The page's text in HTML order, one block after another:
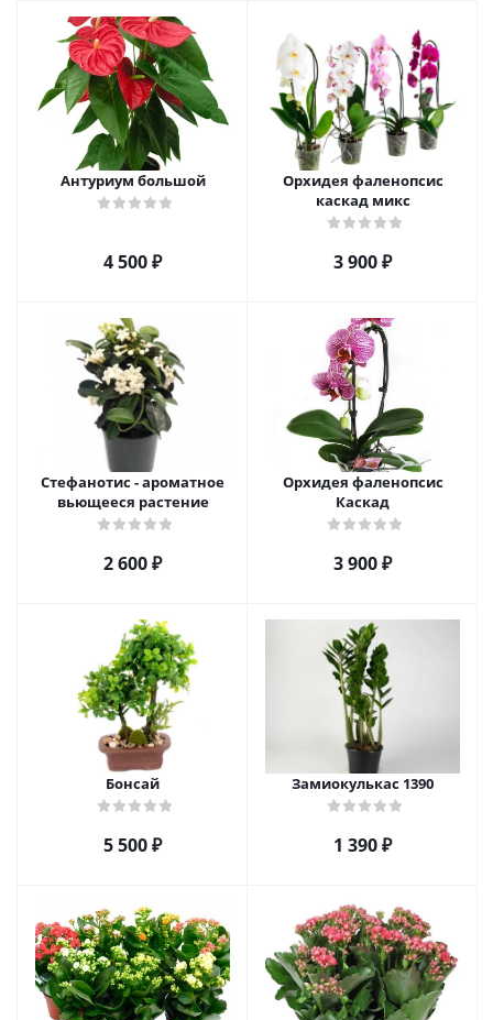
Антуриум большой
4 500₽
Орхидея фаленопсис
каскад микс
3 900₽
Стефанотис - ароматное
вьющееся растение
2 600₽
Орхидея фаленопсис
Каскад
3 900₽
Бонсай
5 500₽
Замиокулькас 1390
1 390₽